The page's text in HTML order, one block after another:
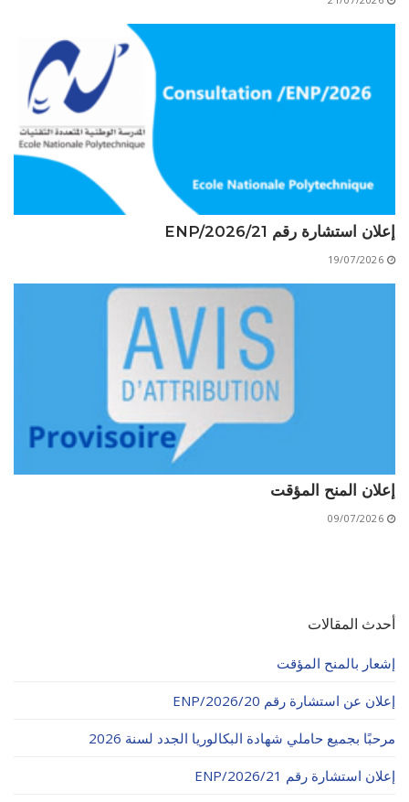
التربصات
ميثاق الأداب والأخلاقيات الجامعية
إعلان استشارة رقم 21/ENP/2026
19/07/2026
إعلان المنح المؤقت
09/07/2026
أحدث المقالات
إشعار بالمنح المؤقت
إعلان عن استشارة رقم 20/ENP/2026
مرحبًا بجميع حاملي شهادة البكالوريا الجدد لسنة 2026
إعلان استشارة رقم 21/ENP/2026